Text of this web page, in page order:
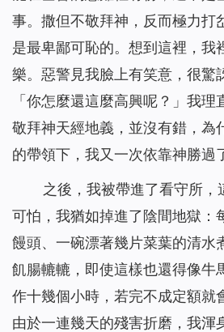
事。撒但不敬拜神，反而極力打
是最卑鄙可恥的。想到這裡，我
樂。惡警見我臉上有笑意，很驚
「你怎麼還這麼高興呢？」我
敬拜神天經地義，並沒有錯，為
的帶領下，我又一次依靠神勝過
之後，我被帶進了看守所，
可怕，我猶如掉進了陰間地獄：
饅頭、一碗漂著幾片菜葉的清水
飢腸轆轆，即使這樣也還得像牛
作十幾個小時，若完不成定額就
由於一連幾天的殘害折磨，我渾